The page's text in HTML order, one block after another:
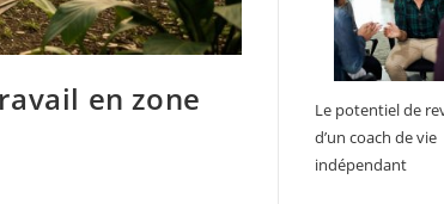
en zone
Le potentiel de
d’un coach de vie
indépendant